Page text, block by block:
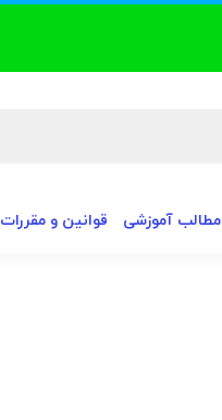
مطالب آموزشی قوانین و مقررات